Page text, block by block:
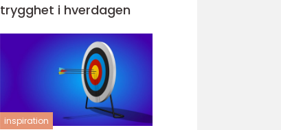
trygghet i hverdagen
inspiration